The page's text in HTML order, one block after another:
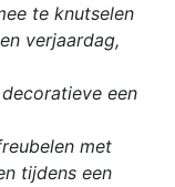
te knutselen
verjaardag,
een
met
tijdens een